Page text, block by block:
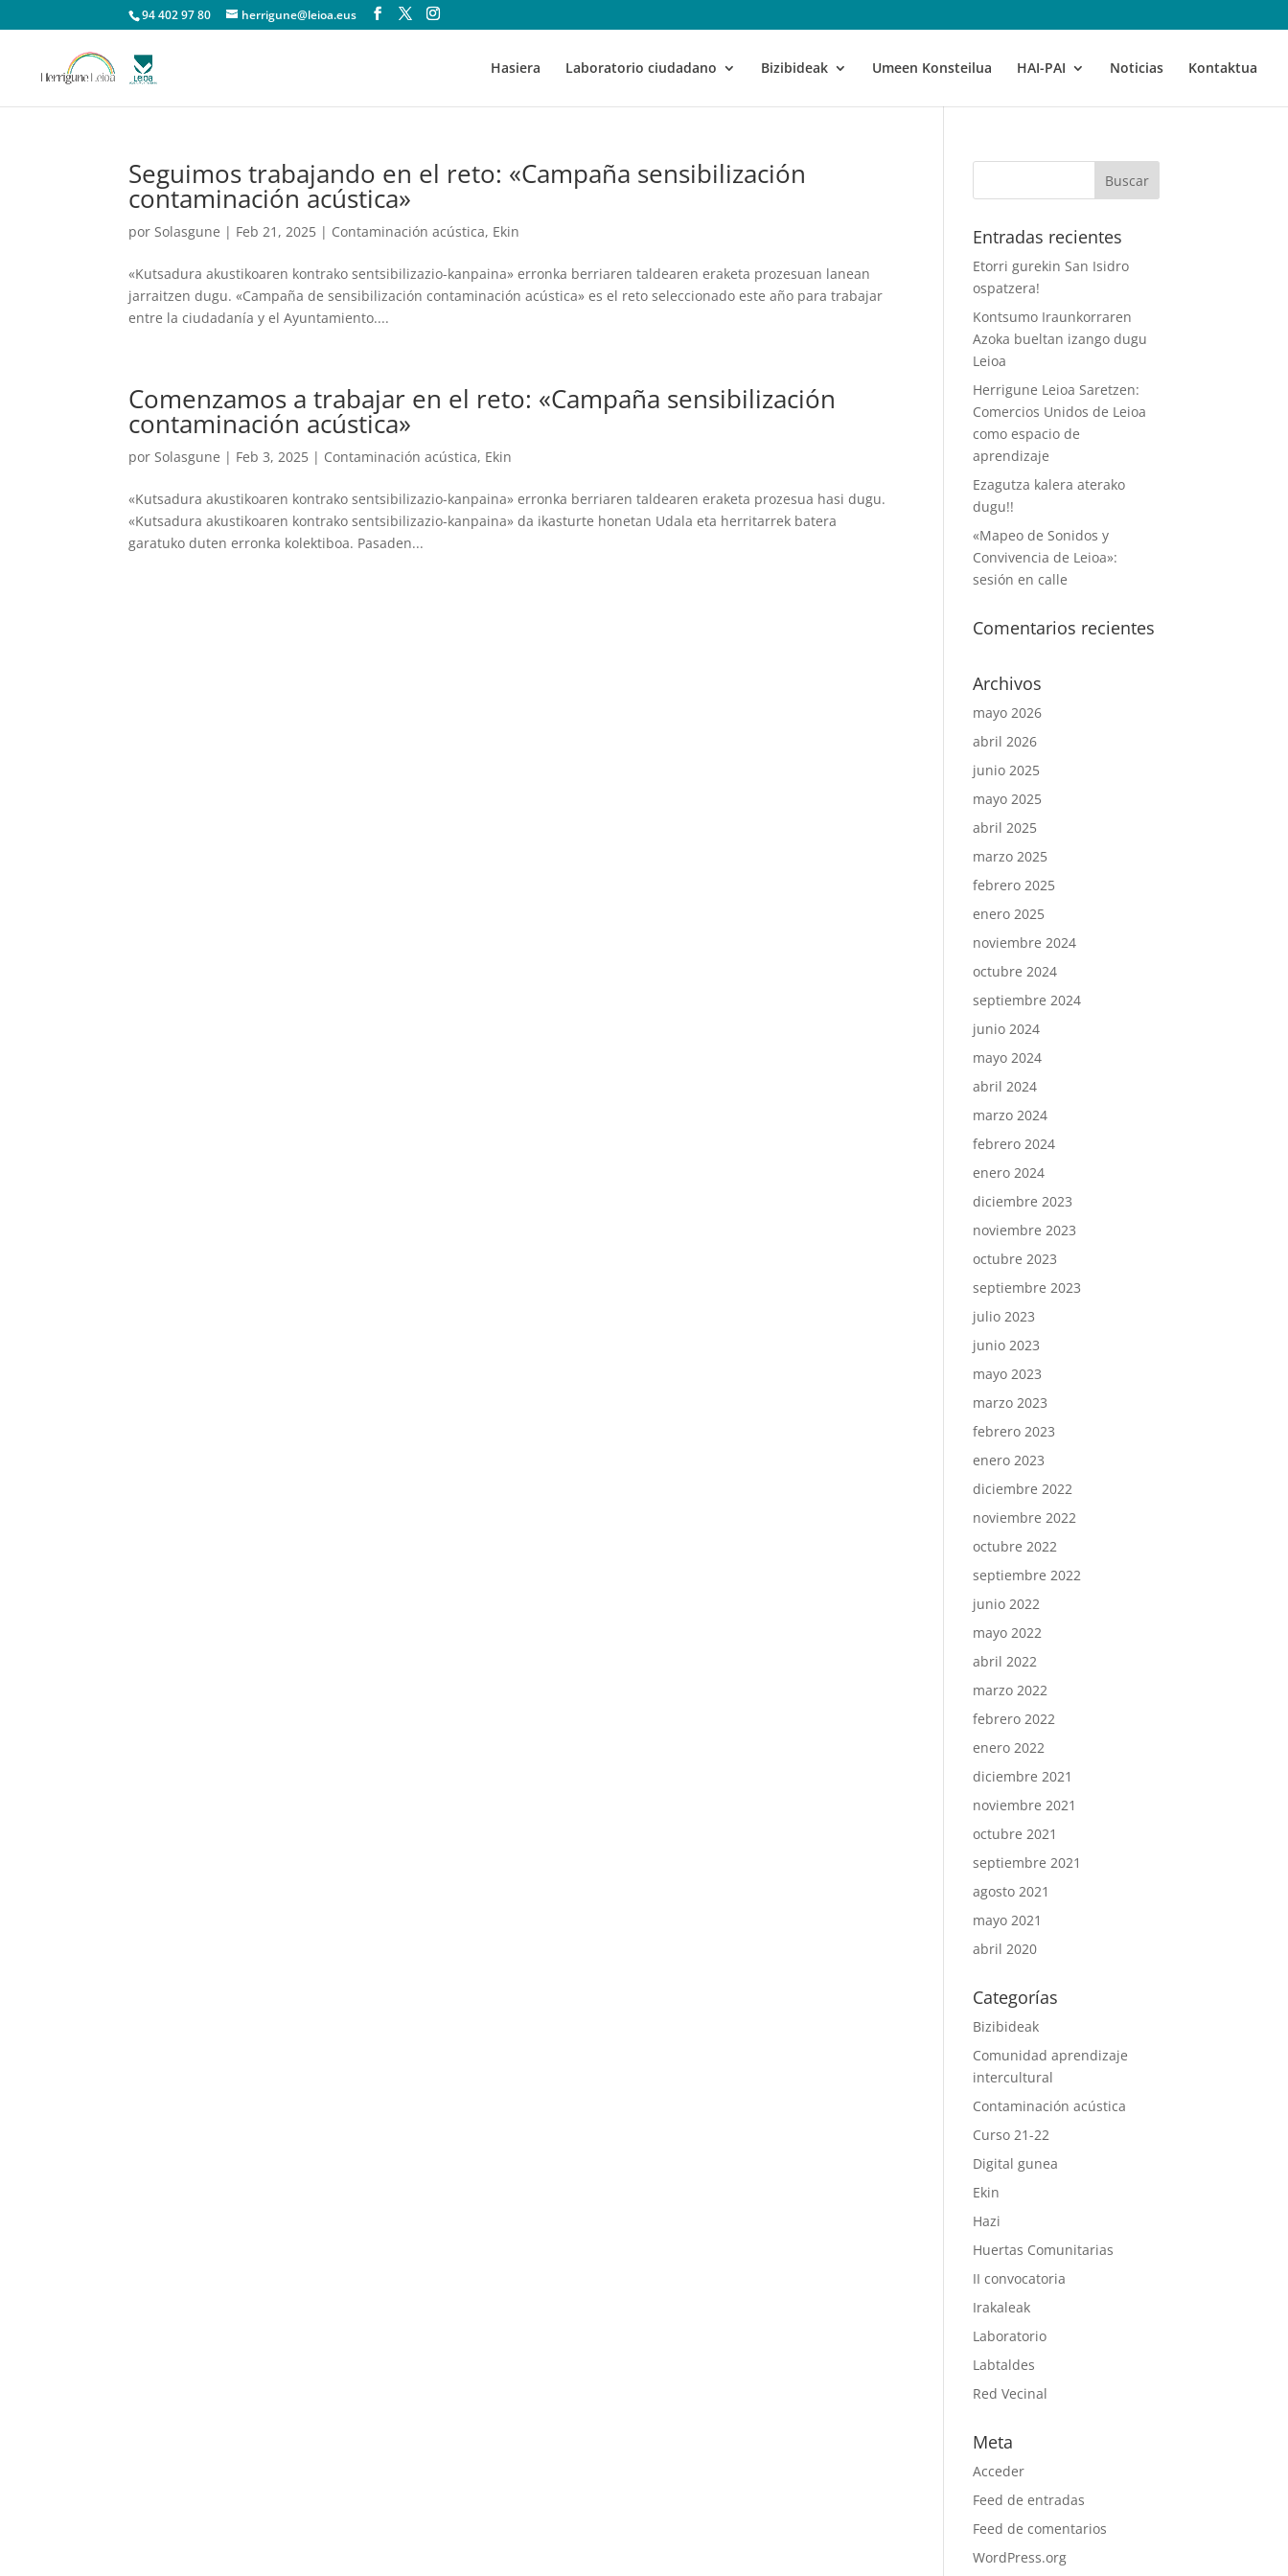
94 402 97 80 herrigune@leioa.eus
Hasiera Laboratorio ciudadano Bizibideak Umeen Konsteilua HAI-PAI Noticias Kontaktua
Seguimos trabajando en el reto: «Campaña sensibilización
contaminación acústica»
porSolasgune | Feb 21, 2025 | Contaminación acústica, Ekin
«Kutsadura akustikoaren kontrako sentsibilizazio-kanpaina» erronka berriaren taldearen eraketa prozesuan lanean
jarraitzen dugu. «Campaña de sensibilización contaminación acústica» es el reto seleccionado este año para trabajar
entre la ciudadanía y el Ayuntamiento....
Comenzamos a trabajar en el reto: «Campaña sensibilización
contaminación acústica»
porSolasgune | Feb 3, 2025 | Contaminación acústica, Ekin
«Kutsadura akustikoaren kontrako sentsibilizazio-kanpaina» erronka berriaren taldearen eraketa prozesua hasi dugu.
«Kutsadura akustikoaren kontrako sentsibilizazio-kanpaina» da ikasturte honetan Udala eta herritarrek batera
garatuko duten erronka kolektiboa. Pasaden...
Entradas recientes
Etorri gurekin San Isidro
ospatzera!
Kontsumo Iraunkorraren
Azoka bueltan izango dugu
Leioa
Herrigune Leioa Saretzen:
Comercios Unidos de Leioa
como espacio de
aprendizaje
Ezagutza kalera aterako
dugu!!
«Mapeo de Sonidos y
Convivencia de Leioa»:
sesión en calle
Comentarios recientes
Archivos
mayo 2026
abril 2026
junio 2025
mayo 2025
abril 2025
marzo 2025
febrero 2025
enero 2025
noviembre 2024
octubre 2024
septiembre 2024
junio 2024
mayo 2024
abril 2024
marzo 2024
febrero 2024
enero 2024
diciembre 2023
noviembre 2023
octubre 2023
septiembre 2023
julio 2023
junio 2023
mayo 2023
marzo 2023
febrero 2023
enero 2023
diciembre 2022
noviembre 2022
octubre 2022
septiembre 2022
junio 2022
mayo 2022
abril 2022
marzo 2022
febrero 2022
enero 2022
diciembre 2021
noviembre 2021
octubre 2021
septiembre 2021
agosto 2021
mayo 2021
abril 2020
Categorías
Bizibideak
Comunidad aprendizaje
intercultural
Contaminación acústica
Curso 21-22
Digital gunea
Ekin
Hazi
Huertas Comunitarias
II convocatoria
Irakaleak
Laboratorio
Labtaldes
Red Vecinal
Meta
Acceder
Feed de entradas
Feed de comentarios
WordPress.org